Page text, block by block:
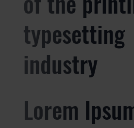
typesetting
industry
Lorem